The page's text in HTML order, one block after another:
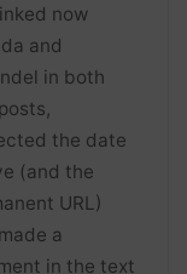
now
and
in both
the date
(and the
URL)
a
in the text